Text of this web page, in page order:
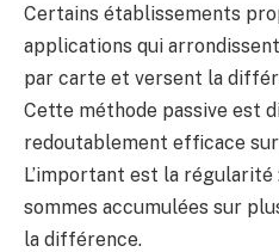
Certains établissements
applications qui
par carte et versent la
Cette méthode passive est
redoutablement efficace
L’important est la régularité
sommes accumulées sur
la différence.